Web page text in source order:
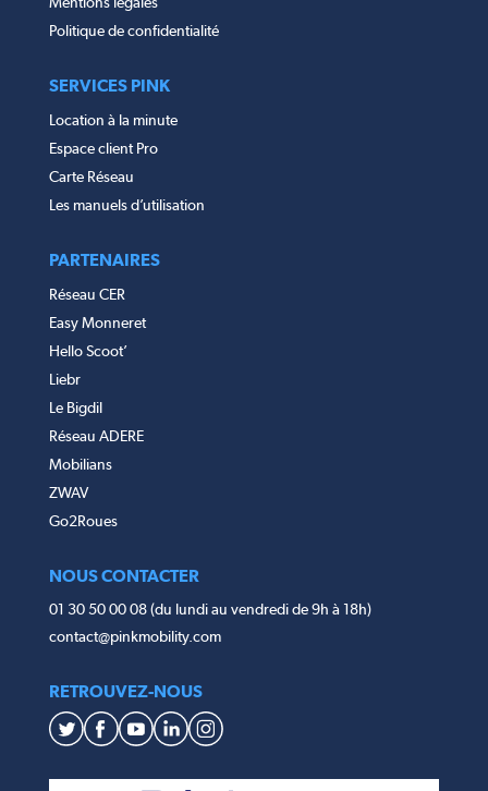
Politique de confidentialité
SERVICES PINK
Location à la minute
Espace client Pro
Carte Réseau
Les manuels d’utilisation
PARTENAIRES
Réseau CER
Easy Monneret
Hello Scoot’
Liebr
Le Bigdil
Réseau ADERE
Mobilians
ZWAV
Go2Roues
NOUS CONTACTER
01 30 50 00 08 (du lundi au vendredi de 9h à 18h)
contact@pinkmobility.com
RETROUVEZ-NOUS